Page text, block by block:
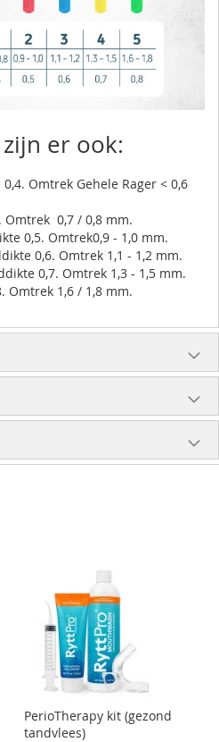
er ook:
Omtrek Gehele Rager < 0,6
Omtrek 0,7 / 0,8 mm.
0,5. Omtrek0,9 - 1,0 mm.
0,6. Omtrek 1,1 - 1,2 mm.
0,7. Omtrek 1,3 - 1,5 mm.
Omtrek 1,6 / 1,8 mm.
PerioTherapy kit (gezond
tandvlees)